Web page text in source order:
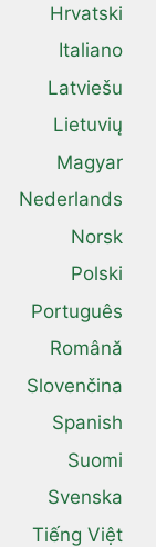
Hrvatski
Italiano
Latviešu
Lietuvių
Magyar
Nederlands
Norsk
Polski
Português
Română
Slovenčina
Spanish
Suomi
Svenska
Tiếng Việt